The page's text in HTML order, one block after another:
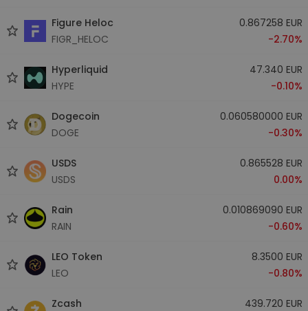
Figure Heloc
FIGR_HELOC
0.867258 EUR
-2.70%
Hyperliquid
HYPE
47.340 EUR
-0.10%
Dogecoin
DOGE
0.060580000 EUR
-0.30%
USDS
USDS
0.865528 EUR
0.00%
Rain
RAIN
0.010869090 EUR
-0.60%
LEO Token
LEO
8.3500 EUR
-0.80%
Zcash
439.720 EUR